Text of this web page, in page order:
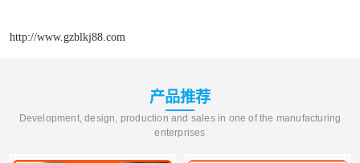
http://www.gzblkj88.com
产品推荐
Development, design, production and sales in one of the manufacturing
enterprises